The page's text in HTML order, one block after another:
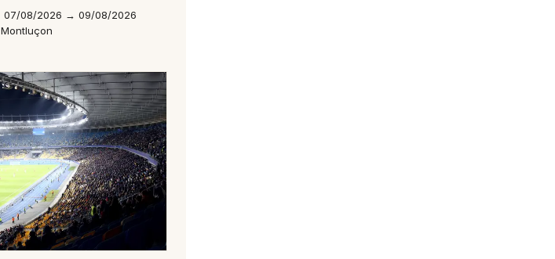
07/08/2026 → 09/08/2026
Montluçon